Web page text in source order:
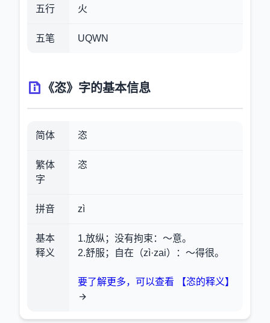
五行 火
五笔 UQWN
《恣》字的基本信息
简体 恣
繁体
字
恣
拼音 zì
基本
释义
1.放纵；没有拘束 ：～意。
2.舒服；自在（zì·zai）
：～得很。
要了解更多，可以查看 【恣的释义】